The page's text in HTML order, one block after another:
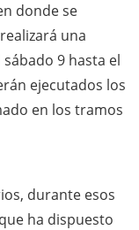
donde se
una
9 hasta el
ejecutados los
en los tramos
durante esos
ha dispuesto